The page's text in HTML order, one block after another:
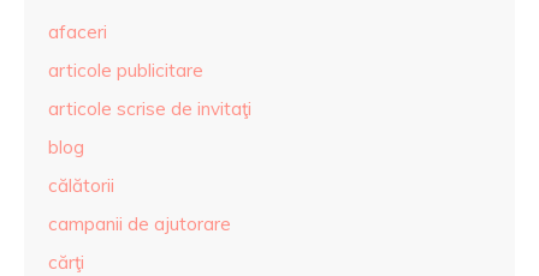
afaceri
articole publicitare
articole scrise de invitaţi
blog
călătorii
campanii de ajutorare
cărţi